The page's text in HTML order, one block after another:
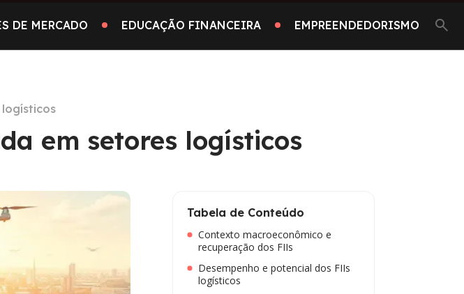
DE MERCADO EDUCAÇÃO FINANCEIRA EMPREENDEDORISMO
em setores logísticos
Tabela de Conteúdo
Contexto macroeconômico e
recuperação dos FIIs
Desempenho e potencial dos FIIs
logísticos